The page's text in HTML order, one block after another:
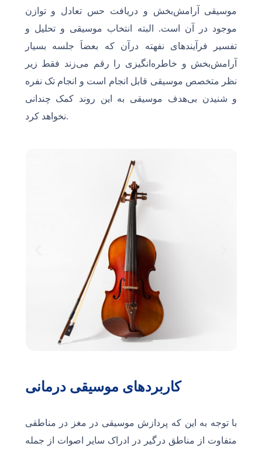
موسیقی آرامش‌بخش و دریافت حس تعادل و توازن
موجود در آن است. البته انتخاب موسیقی و تحلیل و
تفسیر فرآیندهای نفهته درآن که بعضاَ جلسه بسیار
آرامش‌بخش و خاطره‌انگیزی را رقم می‌زند فقط زیر
نظر متخصص موسیقی قابل انجام است و انجام تک نفره
و شنیدن بی‌هدف موسیقی به این روند کمک چندانی
نخواهد کرد.
کاربردهای موسیقی درمانی
با توجه به این که پردازش موسیقی در مغز در مناطقی
متفاوت از مناطق درگیر در ادراک سایر اصوات از جمله